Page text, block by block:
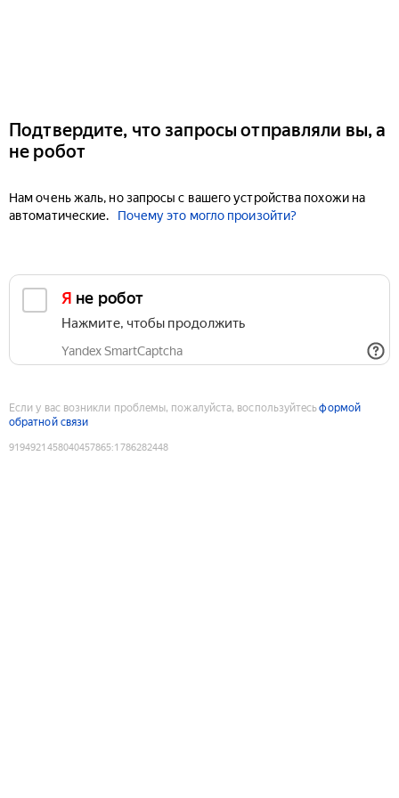
Подтвердите, что запросы отправляли вы, а
не робот
Нам очень жаль, но запросы с вашего устройства похожи на
автоматические.
Почему это могло произойти?
Я не робот
Нажмите, чтобы продолжить
Yandex SmartCaptcha
Если у вас возникли проблемы, пожалуйста, воспользуйтесьформой
обратной связи
9194921458040457865:1786282448